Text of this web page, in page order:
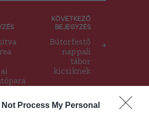
Not Process My Personal
KÖVETKEZŐ
BEJEGYZÉS
Bútorfestő
nappali
tábor
kicsiknek